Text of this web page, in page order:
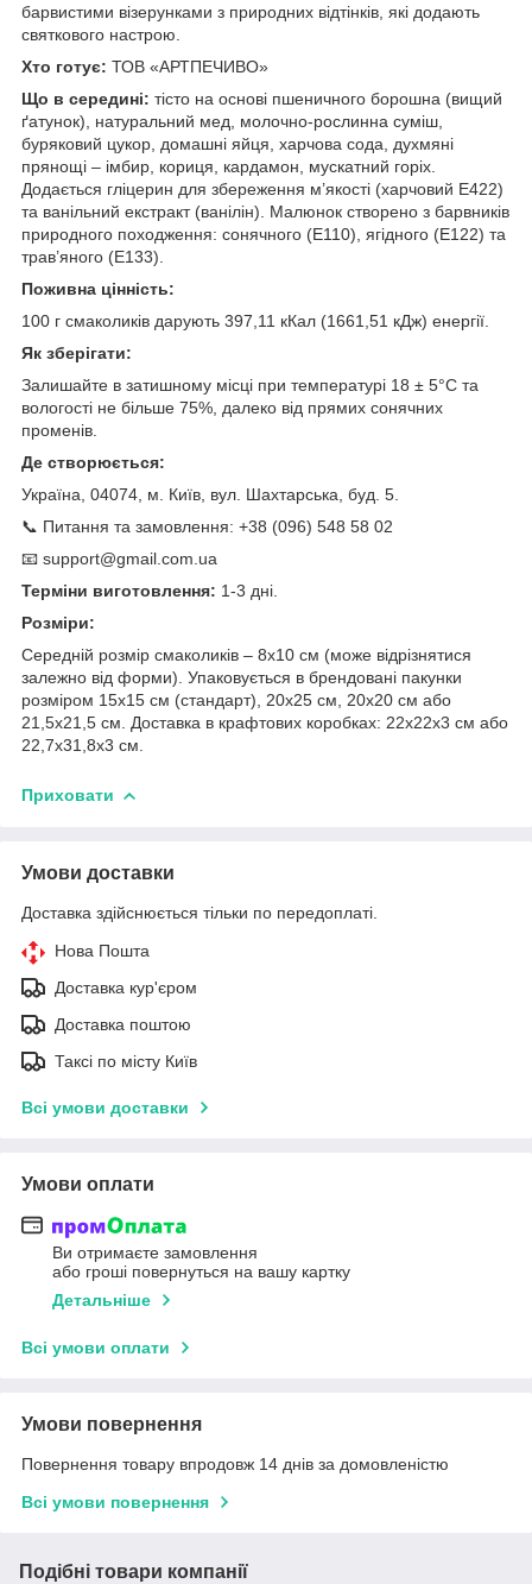
барвистими візерунками з природних відтінків, які додають
святкового настрою.
Хто готує: ТОВ «АРТПЕЧИВО»
Що в середині: тісто на основі пшеничного борошна (вищий
ґатунок), натуральний мед, молочно-рослинна суміш,
буряковий цукор, домашні яйця, харчова сода, духмяні
прянощі – імбир, кориця, кардамон, мускатний горіх.
Додається гліцерин для збереження м’якості (харчовий E422)
та ванільний екстракт (ванілін). Малюнок створено з барвників
природного походження: сонячного (E110), ягідного (E122) та
трав’яного (E133).
Поживна цінність:
100 г смаколиків дарують 397,11 кКал (1661,51 кДж) енергії.
Як зберігати:
Залишайте в затишному місці при температурі 18 ± 5°C та
вологості не більше 75%, далеко від прямих сонячних
променів.
Де створюється:
Україна, 04074, м. Київ, вул. Шахтарська, буд. 5.
📞 Питання та замовлення: +38 (096) 548 58 02
📧 support@gmail.com.ua
Терміни виготовлення: 1-3 дні.
Розміри:
Середній розмір смаколиків – 8х10 см (може відрізнятися
залежно від форми). Упаковується в брендовані пакунки
розміром 15х15 см (стандарт), 20х25 см, 20х20 см або
21,5х21,5 см. Доставка в крафтових коробках: 22х22х3 см або
22,7х31,8х3 см.
Приховати
Умови доставки
Доставка здійснюється тільки по передоплаті.
Нова Пошта
Доставка кур'єром
Доставка поштою
Таксі по місту Київ
Всі умови доставки
Умови оплати
Ви отримаєте замовлення
або гроші повернуться на вашу картку
Детальніше
Всі умови оплати
Умови повернення
Повернення товару впродовж 14 днів за домовленістю
Всі умови повернення
Подібні товари компанії